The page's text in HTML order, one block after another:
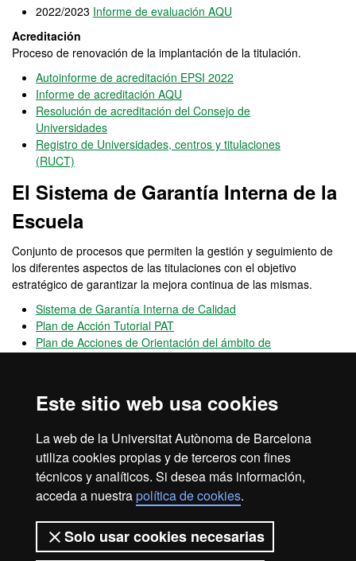
Este sitio web usa cookies
La web de la Universitat Autònoma de Barcelona
utiliza cookies propias y de terceros con fines
técnicos y analíticos. Si desea más información,
acceda a nuestrapolítica de cookies.
Solo usar cookies necesarias
2022/2023 Informe de evaluación AQU
Acreditación
Proceso de renovación de la implantación de la titulación.
Autoinforme de acreditación EPSI 2022
Informe de acreditación AQU
Resolución de acreditación del Consejo de
Universidades
Registro de Universidades, centros y titulaciones
(RUCT)
El Sistema de Garantía Interna de la
Escuela
Conjunto de procesos que permiten la gestión y seguimiento de
los diferentes aspectos de las titulaciones con el objetivo
estratégico de garantizar la mejora continua de las mismas.
Sistema de Garantía Interna de Calidad
Plan de Acción Tutorial PAT
Plan de Acciones de Orientación del ámbito de
Canalabierto de participación que permite hacer llegar
Escola FUAB Formació.
Accesibilidad web
Mapa del web UAB